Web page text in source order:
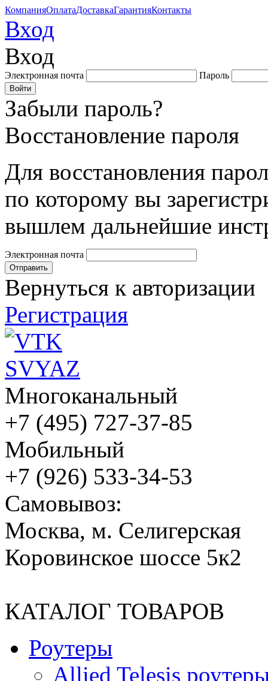
КомпанияОплатаДоставкаГарантияКонтакты
Вход
Вход
Электронная почта Пароль
Забыли пароль?
Восстановление пароля
Для восстановления
по которому вы
вышлем дальнейшие
Электронная почта
Вернуться к авторизации
Регистрация
Многоканальный
+7 (495) 727-37-85
Мобильный
+7 (926) 533-34-53
Cамовывоз:
Москва, м. Селигерская
Коровинское шоссе 5к2
КАТАЛОГ ТОВАРОВ
Роутеры
Allied Telesis